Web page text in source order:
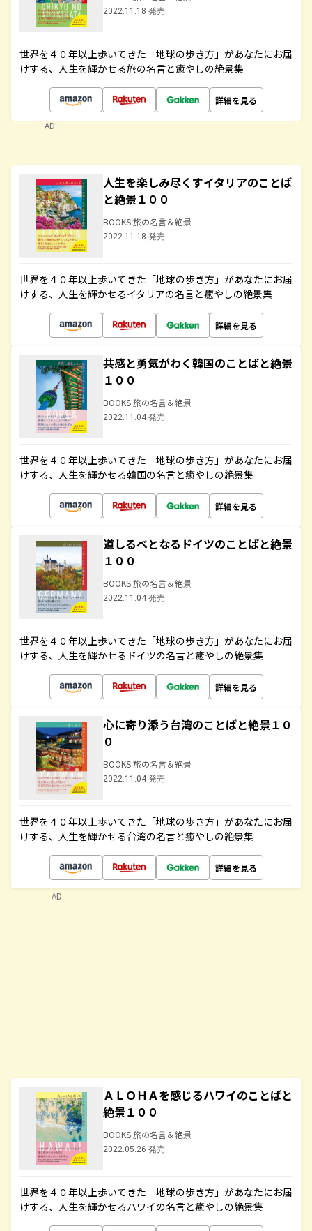
2022.11.18 発売
世界を４０年以上歩いてきた「地球の歩き方」があなたにお届
けする、人生を輝かせる旅の名言と癒やしの絶景集
詳細を見る
AD
人生を楽しみ尽くすイタリアのことば
と絶景１００
BOOKS 旅の名言＆絶景
2022.11.18 発売
世界を４０年以上歩いてきた「地球の歩き方」があなたにお届
けする、人生を輝かせるイタリアの名言と癒やしの絶景集
詳細を見る
共感と勇気がわく韓国のことばと絶景
１００
BOOKS 旅の名言＆絶景
2022.11.04 発売
世界を４０年以上歩いてきた「地球の歩き方」があなたにお届
けする、人生を輝かせる韓国の名言と癒やしの絶景集
詳細を見る
道しるべとなるドイツのことばと絶景
１００
BOOKS 旅の名言＆絶景
2022.11.04 発売
世界を４０年以上歩いてきた「地球の歩き方」があなたにお届
けする、人生を輝かせるドイツの名言と癒やしの絶景集
詳細を見る
心に寄り添う台湾のことばと絶景１０
０
BOOKS 旅の名言＆絶景
2022.11.04 発売
世界を４０年以上歩いてきた「地球の歩き方」があなたにお届
けする、人生を輝かせる台湾の名言と癒やしの絶景集
詳細を見る
ＡＬＯＨＡを感じるハワイのことばと
絶景１００
BOOKS 旅の名言＆絶景
2022.05.26 発売
世界を４０年以上歩いてきた「地球の歩き方」があなたにお届
けする、人生を輝かせるハワイの名言と癒やしの絶景集
AD